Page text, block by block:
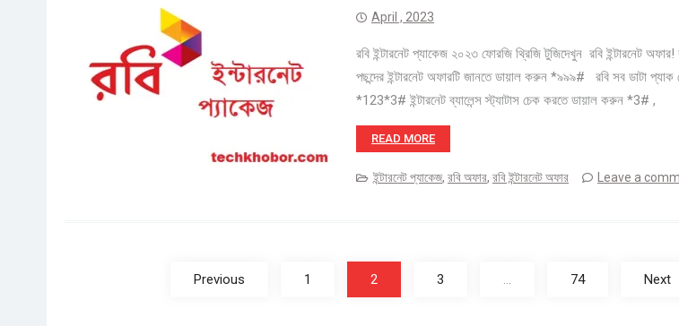
April , 2023
রবি ইন্টারনেট প্যাকেজ ২০২৩ ফোরজি থ্রিজি টুজিদেখুন রবি ইন্টারনেট
পছন্দের ইন্টারনেট অফারটি জানতে ডায়াল করুন *৯৯৯# রবি সব ডাটা
*123*3# ইন্টারনেট ব্যালেন্স স্ট্যাটাস চেক করতে ডায়াল করুন *3# ,
READ MORE
ইন্টারনেট প্যাকেজ, রবি অফার, রবি ইন্টারনেট অফার Leave a
Previous 1 2 3 … 74 Next